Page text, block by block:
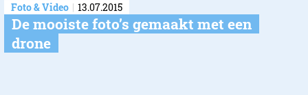
Foto & Video 13.07.2015
De mooiste foto’s gemaakt met een
drone